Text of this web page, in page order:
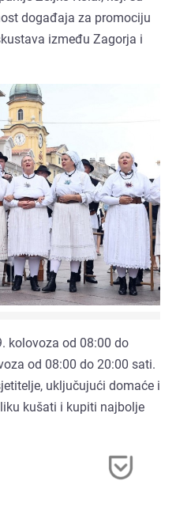
događaja za promociju
između Zagorja i
kolovoza od 08:00 do
od 08:00 do 20:00 sati.
uključujući domaće i
kušati i kupiti najbolje